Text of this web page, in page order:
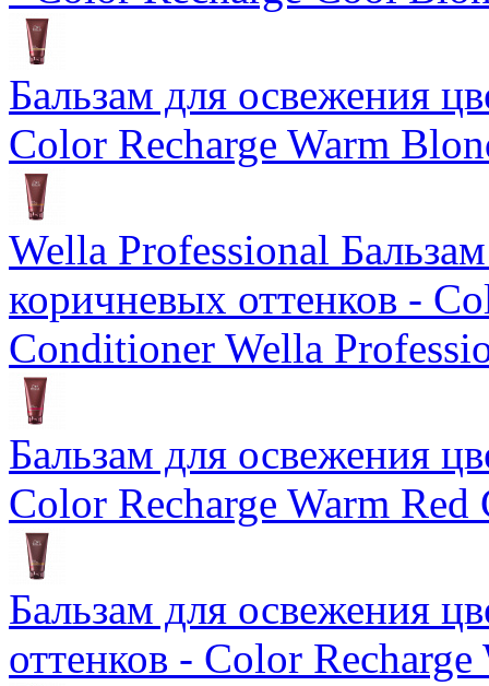
Бальзам для освежения
Color Recharge Warm
Wella Professional
коричневых оттенков -
Conditioner Wella
Бальзам для освежения
Color Recharge Warm
Бальзам для освежения
оттенков - Color